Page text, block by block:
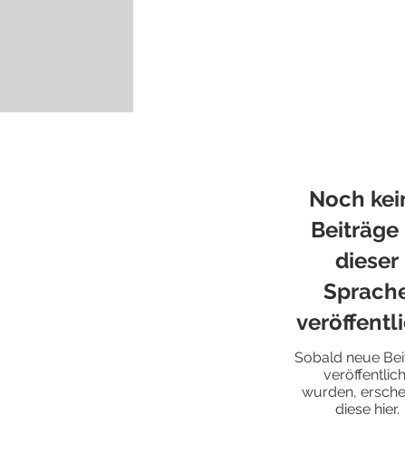
Noch
Beiträge
dieser
Sobald neue
wurden,
diese hier.